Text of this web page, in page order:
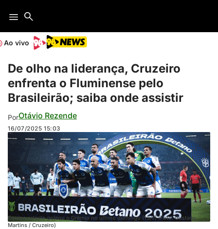
Ao vivo
De olho na liderança, Cruzeiro
enfrenta o Fluminense pelo
Brasileirão; saiba onde assistir
PorOtávio Rezende
16/07/2025 15:03
Equipe celeste goleou o Grêmio no último domingo (13/7) (Foto: Gustavo
Martins / Cruzeiro)